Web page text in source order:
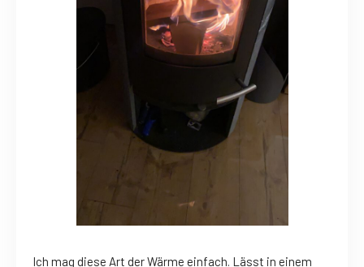
Ich mag diese Art der Wärme einfach. Lässt in einem